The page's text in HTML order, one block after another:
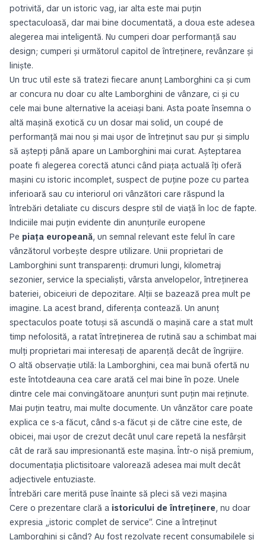
potrivită, dar un istoric vag, iar alta este mai puțin
spectaculoasă, dar mai bine documentată, a doua este adesea
alegerea mai inteligentă. Nu cumperi doar performanță sau
design; cumperi și următorul capitol de întreținere, revânzare și
liniște.
Un truc util este să tratezi fiecare anunț Lamborghini ca și cum
ar concura nu doar cu alte Lamborghini de vânzare, ci și cu
cele mai bune alternative la aceiași bani. Asta poate însemna o
altă mașină exotică cu un dosar mai solid, un coupé de
performanță mai nou și mai ușor de întreținut sau pur și simplu
să aștepți până apare un Lamborghini mai curat. Așteptarea
poate fi alegerea corectă atunci când piața actuală îți oferă
mașini cu istoric incomplet, suspect de puține poze cu partea
inferioară sau cu interiorul ori vânzători care răspund la
întrebări detaliate cu discurs despre stil de viață în loc de fapte.
Indiciile mai puțin evidente din anunțurile europene
Pe piața europeană, un semnal relevant este felul în care
vânzătorul vorbește despre utilizare. Unii proprietari de
Lamborghini sunt transparenți: drumuri lungi, kilometraj
sezonier, service la specialiști, vârsta anvelopelor, întreținerea
bateriei, obiceiuri de depozitare. Alții se bazează prea mult pe
imagine. La acest brand, diferența contează. Un anunț
spectaculos poate totuși să ascundă o mașină care a stat mult
timp nefolosită, a ratat întreținerea de rutină sau a schimbat mai
mulți proprietari mai interesați de aparență decât de îngrijire.
O altă observație utilă: la Lamborghini, cea mai bună ofertă nu
este întotdeauna cea care arată cel mai bine în poze. Unele
dintre cele mai convingătoare anunțuri sunt puțin mai reținute.
Mai puțin teatru, mai multe documente. Un vânzător care poate
explica ce s-a făcut, când s-a făcut și de către cine este, de
obicei, mai ușor de crezut decât unul care repetă la nesfârșit
cât de rară sau impresionantă este mașina. Într-o nișă premium,
documentația plictisitoare valorează adesea mai mult decât
adjectivele entuziaste.
Întrebări care merită puse înainte să pleci să vezi mașina
Cere o prezentare clară a istoricului de întreținere, nu doar
expresia „istoric complet de service”. Cine a întreținut
Lamborghini și când? Au fost rezolvate recent consumabilele și